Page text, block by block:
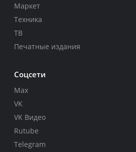
Маркет
Техника
ТВ
Печатные издания
Соцсети
Max
VK
VK Видео
Rutube
Telegram